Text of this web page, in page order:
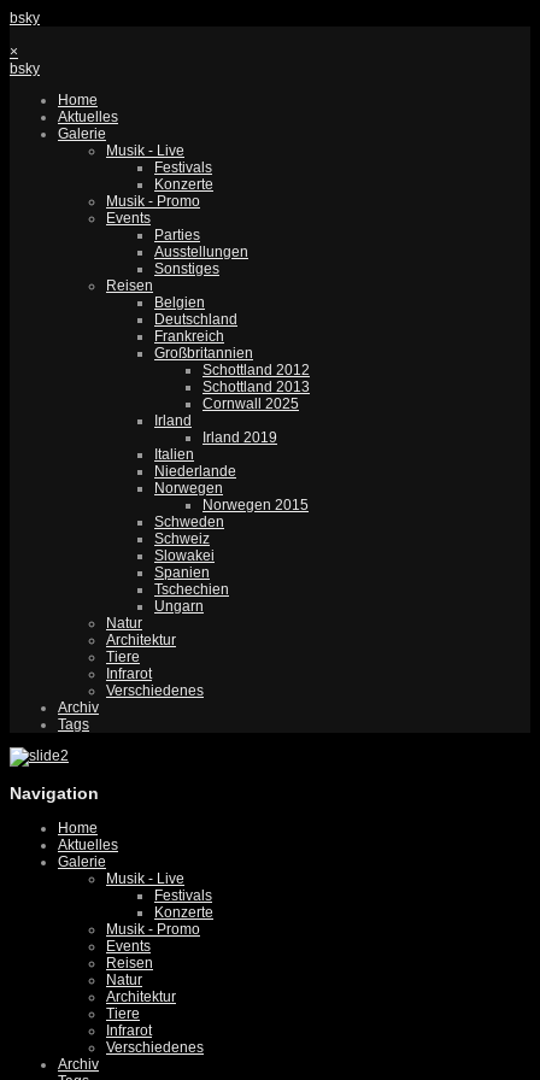
bsky
×
bsky
Home
Aktuelles
Galerie
Musik - Live
Festivals
Konzerte
Musik - Promo
Events
Parties
Ausstellungen
Sonstiges
Reisen
Belgien
Deutschland
Frankreich
Großbritannien
Schottland 2012
Schottland 2013
Cornwall 2025
Irland
Irland 2019
Italien
Niederlande
Norwegen
Norwegen 2015
Schweden
Schweiz
Slowakei
Spanien
Tschechien
Ungarn
Natur
Architektur
Tiere
Infrarot
Verschiedenes
Archiv
Tags
Navigation
Home
Aktuelles
Galerie
Musik - Live
Festivals
Konzerte
Musik - Promo
Events
Reisen
Natur
Architektur
Tiere
Infrarot
Verschiedenes
Archiv